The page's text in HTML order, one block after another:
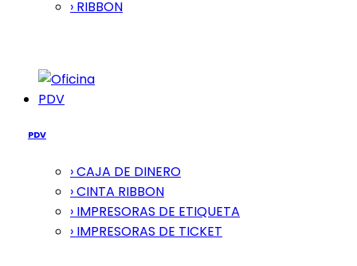
› RIBBON
PDV
PDV
› CAJA DE DINERO
› CINTA RIBBON
› IMPRESORAS DE ETIQUETA
› IMPRESORAS DE TICKET